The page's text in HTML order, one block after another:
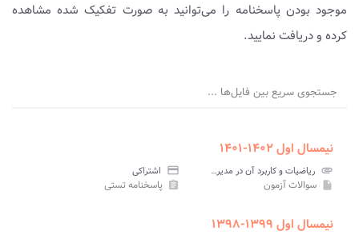
موجود بودن پاسخنامه را می‌توانید به صورت تفکیک شده مشاهده
کرده و دریافت نمایید.
جستجوی سریع بین فایل‌ها ...
نیمسال اول ۱۴۰۲-۱۴۰۱
attachment ریاضیات و کاربرد آن در مدیریت ۱ پیام نور credit_card اشتراکی
insert_drive_file سوالات آزمون assignment پاسخنامه تستی
نیمسال اول ۱۳۹۹-۱۳۹۸